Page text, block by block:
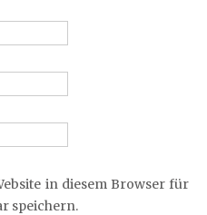
in diesem Browser für
speichern.